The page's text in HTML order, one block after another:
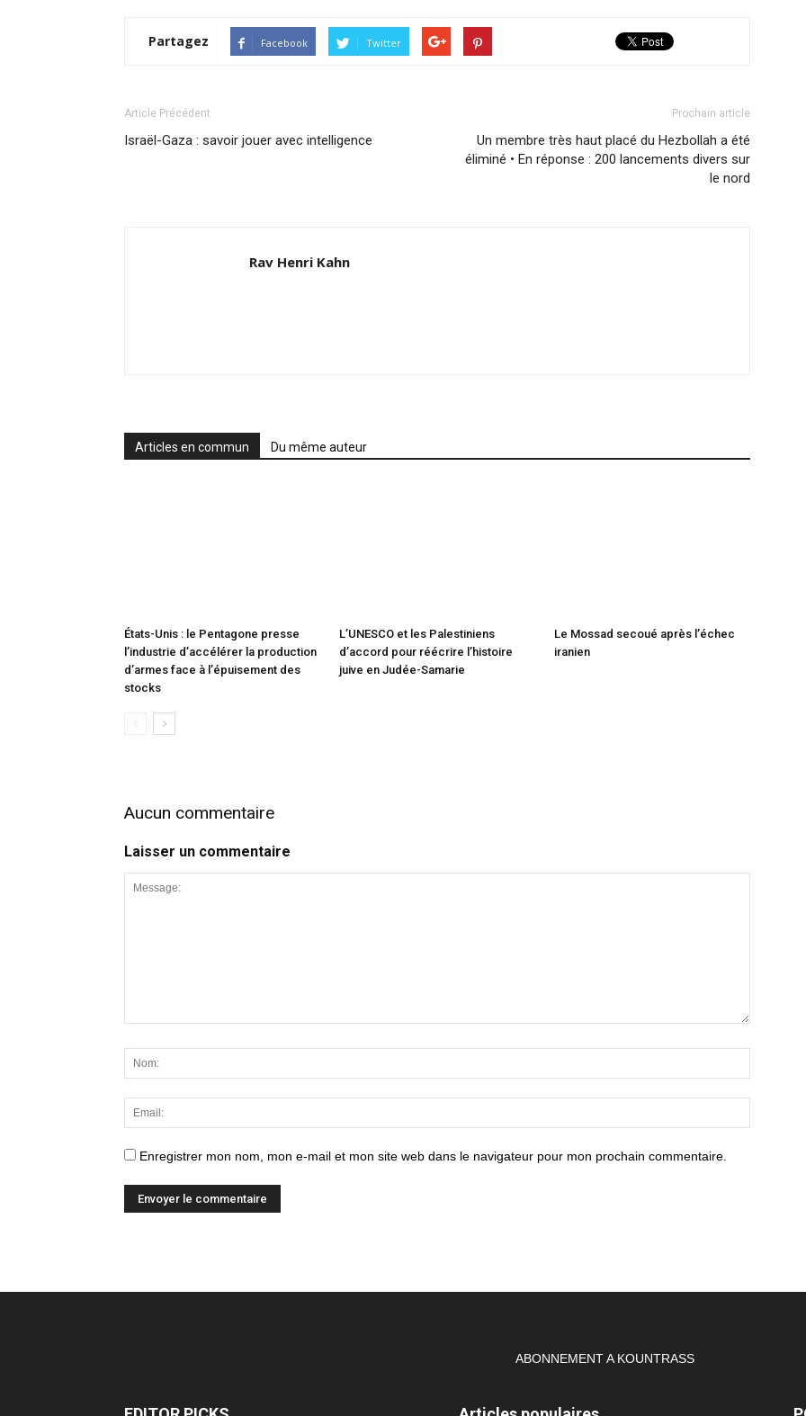
Partagez Facebook Twitter
Article Précédent
Israël-Gaza : savoir jouer avec intelligence
Prochain article
Un membre très haut placé du Hezbollah a été
éliminé • En réponse : 200 lancements divers sur
le nord
Rav Henri Kahn
Articles en commun Du même auteur
États-Unis : le Pentagone presse
l’industrie d’accélérer la production
d’armes face à l’épuisement des
stocks
L’UNESCO et les Palestiniens
d’accord pour réécrire l’histoire
juive en Judée-Samarie
Le Mossad secoué après l’échec
iranien
Aucun commentaire
Laisser un commentaire
Enregistrer mon nom, mon e-mail et mon site web dans le navigateur pour mon prochain commentaire.
ABONNEMENT A KOUNTRASS